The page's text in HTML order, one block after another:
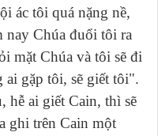
ác tôi quá nặng nề,
nay Chúa đuổi tôi ra
mặt Chúa và tôi sẽ đi
ai gặp tôi, sẽ giết tôi".
hễ ai giết Cain, thì sẽ
ghi trên Cain một